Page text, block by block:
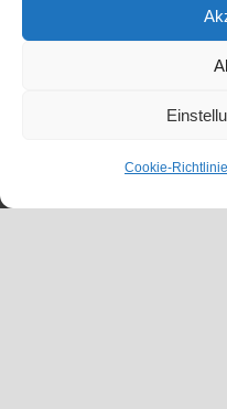
Cookie-Richtlinie